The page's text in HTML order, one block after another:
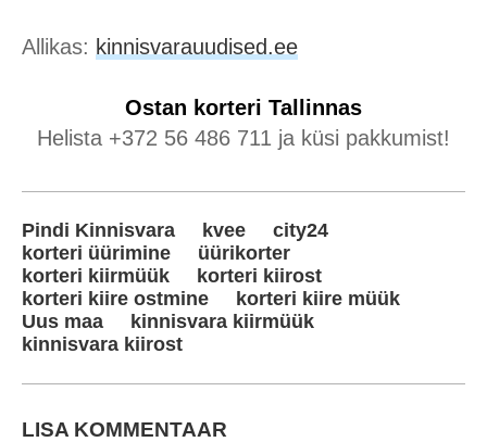
Allikas: kinnisvarauudised.ee
Ostan korteri Tallinnas
Helista +372 56 486 711 ja küsi pakkumist!
Pindi Kinnisvara kvee
city24
korteri üürimine
üürikorter
korteri kiirmüük
korteri kiirost
korteri kiire ostmine
korteri kiire müük
Uus maa
kinnisvara kiirmüük
kinnisvara kiirost
LISA KOMMENTAAR